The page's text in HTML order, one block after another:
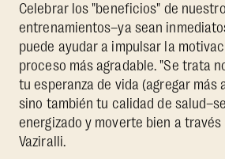
Celebrar los "beneficios" de
entrenamientos–ya sean
puede ayudar a impulsar la
proceso más agradable. "Se trata
tu esperanza de vida (agregar más
sino también tu calidad de
energizado y moverte bien a través
Vaziralli.